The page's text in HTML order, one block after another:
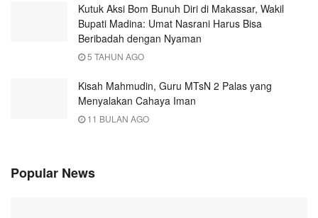
Kutuk Aksi Bom Bunuh Diri di Makassar, Wakil
Bupati Madina: Umat Nasrani Harus Bisa
Beribadah dengan Nyaman
5 TAHUN AGO
Kisah Mahmudin, Guru MTsN 2 Palas yang
Menyalakan Cahaya Iman
11 BULAN AGO
Popular News